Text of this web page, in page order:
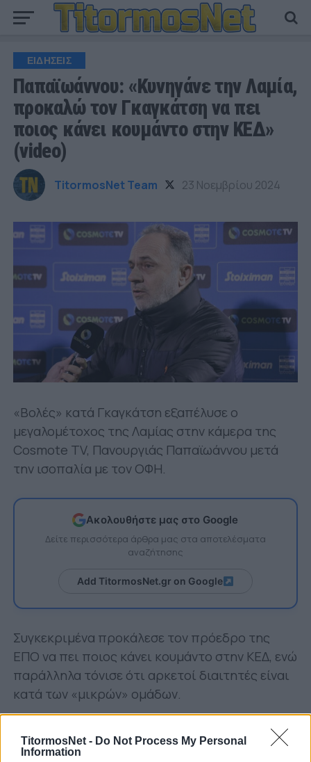
TitormosNet - Do Not Process My Personal
Information
ΕΙΔΗΣΕΙΣ
Παπαϊωάννου: «Κυνηγάνε την Λαμία,
προκαλώ τον Γκαγκάτση να πει
ποιος κάνει κουμάντο στην ΚΕΔ»
(video)
TitormosNet Team 23 Νοεμβρίου 2024
«Βολές» κατά Γκαγκάτση εξαπέλυσε ο
μεγαλομέτοχος της Λαμίας στην κάμερα της
Cosmote TV, Πανουργιάς Παπαϊωάννου μετά
την ισοπαλία με τον ΟΦΗ.
Ακολουθήστε μας στο Google
Δείτε περισσότερα άρθρα μας στα αποτελέσματα
αναζήτησης
Add TitormosNet.gr on Google
Συγκεκριμένα προκάλεσε τον πρόεδρο της
ΕΠΟ να πει ποιος κάνει κουμάντο στην ΚΕΔ, ενώ
παράλληλα τόνισε ότι αρκετοί διαιτητές είναι
κατά των «μικρών» ομάδων.
«Με τη νέα διοίκηση Γκαγκάτση